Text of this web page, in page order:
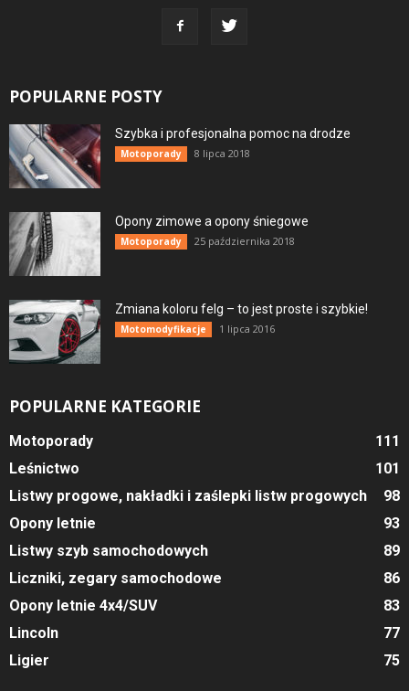
POPULARNE POSTY
Szybka i profesjonalna pomoc na drodze
Motoporady 8 lipca 2018
Opony zimowe a opony śniegowe
Motoporady 25 października 2018
Zmiana koloru felg – to jest proste i szybkie!
Motomodyfikacje 1 lipca 2016
POPULARNE KATEGORIE
Motoporady
111
Leśnictwo
101
Listwy progowe, nakładki i zaślepki listw progowych
98
Opony letnie
93
Listwy szyb samochodowych
89
Liczniki, zegary samochodowe
86
Opony letnie 4x4/SUV
83
Lincoln
77
Ligier
75